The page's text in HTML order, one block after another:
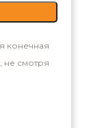
конечная
не смотря